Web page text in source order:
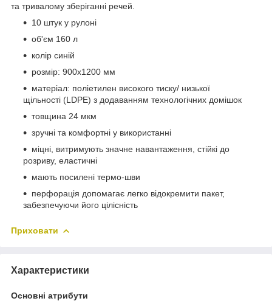
та тривалому зберіганні речей.
10 штук у рулоні
об'єм 160 л
колір синій
розмір: 900х1200 мм
матеріал: поліетилен високого тиску/ низької
щільності (LDPE) з додаванням технологічних домішок
товщина 24 мкм
зручні та комфортні у використанні
міцні, витримують значне навантаження, стійкі до
розриву, еластичні
мають посилені термо-шви
перфорація допомагає легко відокремити пакет,
забезпечуючи його цілісність
Приховати
Характеристики
Основні атрибути